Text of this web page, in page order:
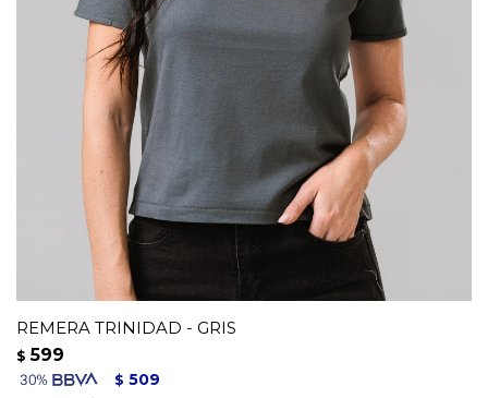
REMERA TRINIDAD - GRIS
$ 599
$ 509